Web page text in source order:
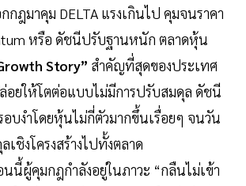
ฎมาคุม DELTA แรงเกินไป คุมจนราคา
หรือ ดัชนีปรับฐานหนัก ตลาดหุ้น
Story” สำคัญที่สุดของประเทศ
ยให้โตต่อแบบไม่มีการปรับสมดุล ดัชนี
อบงำโดยหุ้นไม่กี่ตัวมากขึ้นเรื่อยๆ จนวัน
เชิงโครงสร้างไปทั้งตลาด
นี้ผู้คุมกฎกำลังอยู่ในภาวะ “กลืนไม่เข้า